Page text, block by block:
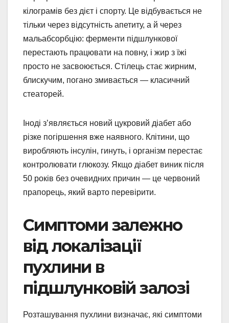
кілограмів без дієт і спорту. Це відбувається не
тільки через відсутність апетиту, а й через
мальабсорбцію: ферменти підшлункової
перестають працювати на повну, і жир з їжі
просто не засвоюється. Стілець стає жирним,
блискучим, погано змивається — класичний
стеаторей.
Іноді з’являється новий цукровий діабет або
різке погіршення вже наявного. Клітини, що
виробляють інсулін, гинуть, і організм перестає
контролювати глюкозу. Якщо діабет виник після
50 років без очевидних причин — це червоний
прапорець, який варто перевірити.
Симптоми залежно
від локалізації
пухлини в
підшлунковій залозі
Розташування пухлини визначає, які симптоми